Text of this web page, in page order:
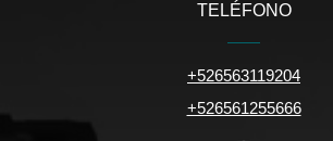
TELÉFONO
+526563119204
+526561255666